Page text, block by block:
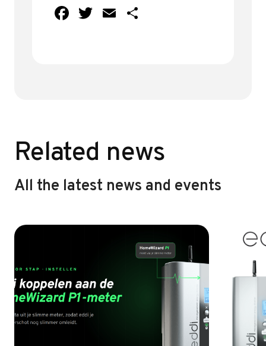
F T E D
Related news
All the latest news and events